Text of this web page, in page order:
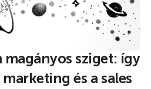
sziget: így
és a sales